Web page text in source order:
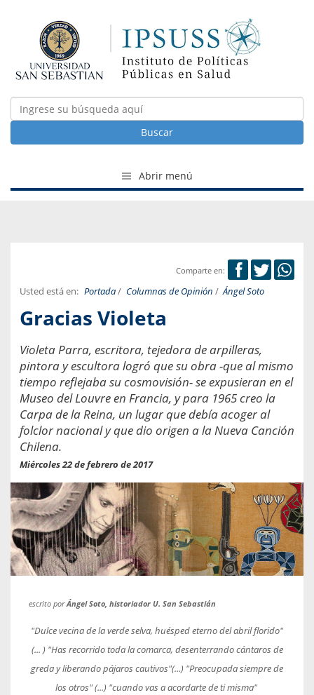
Buscar
Abrir menú
Comparte en:
Usted está en: Portada/ Columnas de Opinión / Ángel Soto
Gracias Violeta
Violeta Parra, escritora, tejedora de arpilleras,
pintora y escultora logró que su obra -que al mismo
tiempo reflejaba su cosmovisión- se expusieran en el
Museo del Louvre en Francia, y para 1965 creo la
Carpa de la Reina, un lugar que debía acoger al
folclor nacional y que dio origen a la Nueva Canción
Chilena.
Miércoles 22 de febrero de 2017
escrito porÁngel Soto, historiador U. San Sebastián
"Dulce vecina de la verde selva, huésped eterno del abril florido"
(... ) "Has recorrido toda la comarca, desenterrando cántaros de
greday liberando pájaros cautivos"(...) "Preocupada siempre de
los otros" (...) "cuando vas a acordarte de ti misma"